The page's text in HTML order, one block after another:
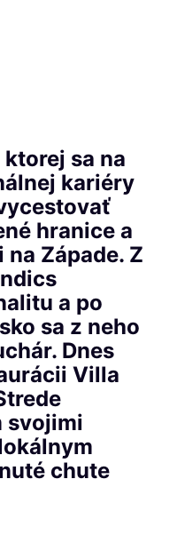
sa na
kariéry
hranice a
Západe. Z
a po
sa z neho
Dnes
Villa
svojimi
chute